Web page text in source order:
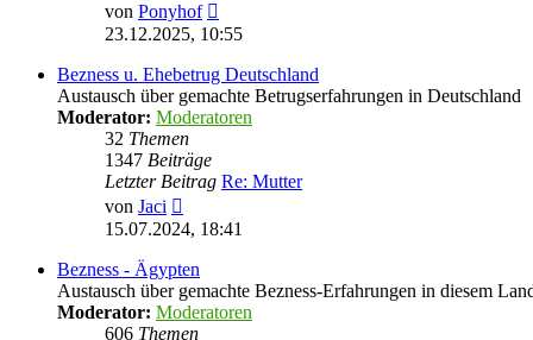
von Ponyhof
Beitrag
23.12.2025, 10:55
Bezness u. Ehebetrug Deutschland
Austausch über gemachte Betrugserfahrungen in Deutschland
Moderator: Moderatoren
32 Themen
1347 Beiträge
Letzter Beitrag Re: Mutter
von Jaci
Beitrag
15.07.2024, 18:41
Bezness - Ägypten
Austausch über gemachte Bezness-Erfahrungen in diesem
Moderator: Moderatoren
606 Themen